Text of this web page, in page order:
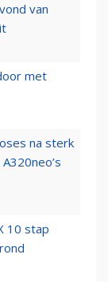
van
met
na sterk
10 stap